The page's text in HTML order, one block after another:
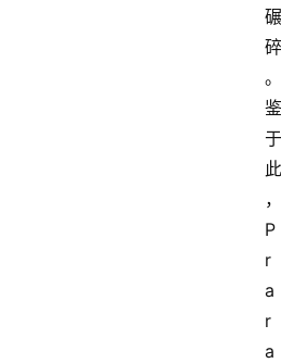
碾
碎
。
鉴
于
此
，
P
r
a
r
a